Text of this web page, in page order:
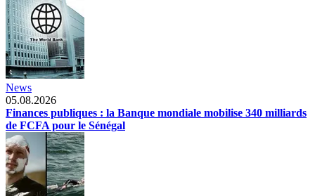
News
05.08.2026
Finances publiques : la Banque mondiale mobilise 340 milliards
de FCFA pour le Sénégal